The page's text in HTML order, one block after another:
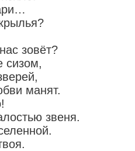
зовёт?
сизом,
манят.
звеня.